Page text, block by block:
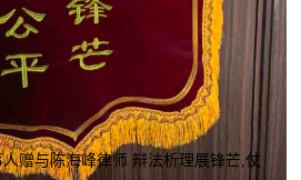
赠与陈海峰律师 辩法析理展锋芒,仗